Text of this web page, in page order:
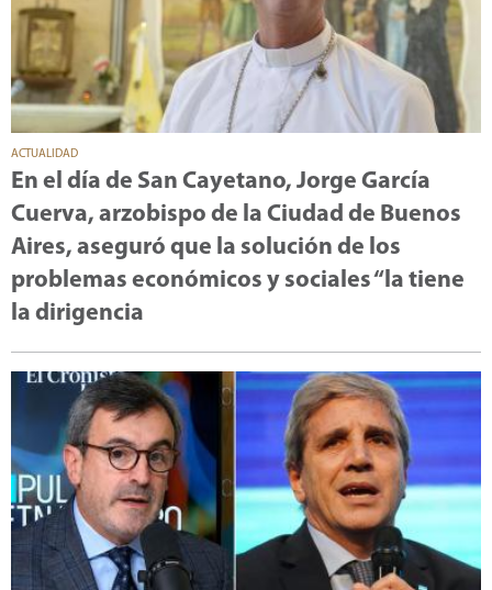
ACTUALIDAD
En el día de San Cayetano, Jorge García
Cuerva, arzobispo de la Ciudad de Buenos
Aires, aseguró que la solución de los
problemas económicos y sociales “la tiene
la dirigencia